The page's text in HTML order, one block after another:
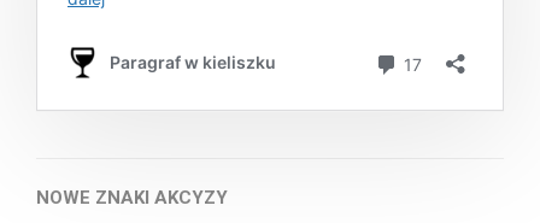
NOWE ZNAKI AKCYZY